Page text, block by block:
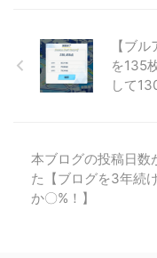
【ブ
を135
して
本ブログの投稿日数
た【ブログを3年続
か〇%！】